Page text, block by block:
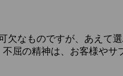
欠なものですが、あえて
屈の精神は、お客様や